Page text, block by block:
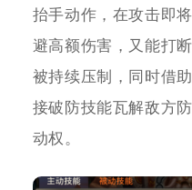
抬手动作，在攻击即
避高额伤害，又能打
被持续压制，同时借
接破防技能瓦解敌方
动权。